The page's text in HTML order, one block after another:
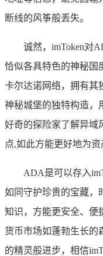
断线的风筝般丢失。
诚然，imToken对
恰似各具特色的神秘国
卡尔达诺网络，拥有其
神秘城堡的独特构造，
好奇的探险家了解异域
点,如此方能更好地为资
ADA是可以存入
如同守护珍贵的宝藏，
知识，方能更安全、便
货币市场如蓬勃生长的
的精灵般进步，相信